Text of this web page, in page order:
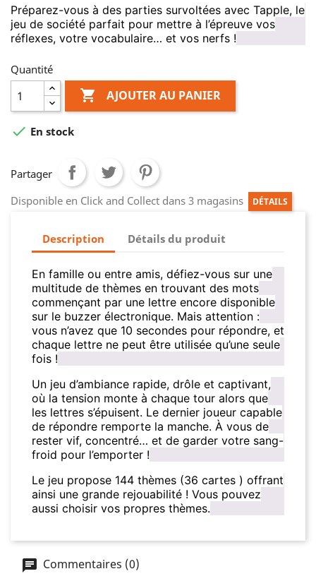
Préparez-vous à des parties survoltées avec Tapple, le
jeu de société parfait pour mettre à l’épreuve vos
réflexes, votre vocabulaire… et vos nerfs !
Quantité
 AJOUTER AU PANIER
 En stock
Partager
Disponible en Click and Collect dans 3 magasins
DÉTAILS
Description Détails du produit
En famille ou entre amis, défiez-vous sur une
multitude de thèmes en trouvant des mots
commençant par une lettre encore disponible
sur le buzzer électronique. Mais attention :
vous n’avez que 10 secondes pour répondre, et
chaque lettre ne peut être utilisée qu’une seule
fois !
Un jeu d’ambiance rapide, drôle et captivant,
où la tension monte à chaque tour alors que
les lettres s’épuisent. Le dernier joueur capable
de répondre remporte la manche. À vous de
rester vif, concentré… et de garder votre sang-
froid pour l’emporter !
Le jeu propose 144 thèmes (36 cartes ) offrant
ainsi une grande rejouabilité ! Vous pouvez
aussi choisir vos propres thèmes.
Commentaires (0)